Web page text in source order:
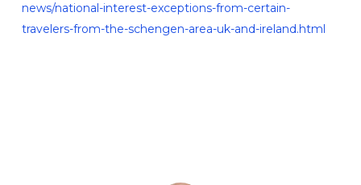
news/national-interest-exceptions-from-certain-
travelers-from-the-schengen-area-uk-and-ireland.html